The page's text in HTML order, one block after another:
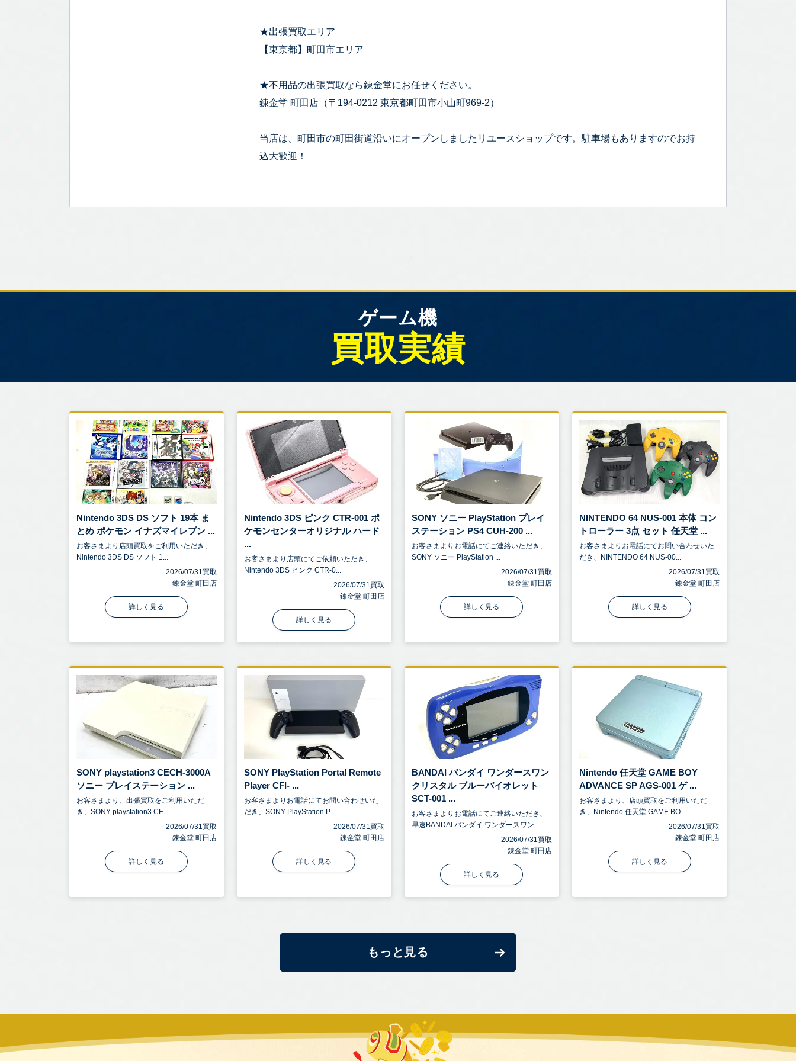
★出張買取エリア
【東京都】町田市エリア
★不用品の出張買取なら錬金堂にお任せください。
錬金堂 町田店（〒194-0212 東京都町田市小山町969-2）
当店は、町田市の町田街道沿いにオープンしましたリユースショップです。駐車場もありますのでお持
込大歓迎！
ゲーム機
買取実績
Nintendo 3DS DS ソフト 19本 ま
とめ ポケモン イナズマイレブン ...
お客さまより店頭買取をご利用いただき、
Nintendo 3DS DS ソフト 1...
2026/07/31買取
錬金堂 町田店
詳しく見る
Nintendo 3DS ピンク CTR-001 ポ
ケモンセンターオリジナル ハード
...
お客さまより店頭にてご依頼いただき、
Nintendo 3DS ピンク CTR-0...
2026/07/31買取
錬金堂 町田店
詳しく見る
SONY ソニー PlayStation プレイ
ステーション PS4 CUH-200 ...
お客さまよりお電話にてご連絡いただき、
SONY ソニー PlayStation ...
2026/07/31買取
錬金堂 町田店
詳しく見る
NINTENDO 64 NUS-001 本体 コン
トローラー 3点 セット 任天堂 ...
お客さまよりお電話にてお問い合わせいた
だき、NINTENDO 64 NUS-00...
2026/07/31買取
錬金堂 町田店
詳しく見る
SONY playstation3 CECH-3000A
ソニー プレイステーション ...
お客さまより、出張買取をご利用いただ
き、SONY playstation3 CE...
2026/07/31買取
錬金堂 町田店
詳しく見る
SONY PlayStation Portal Remote
Player CFI- ...
お客さまよりお電話にてお問い合わせいた
だき、SONY PlayStation P...
2026/07/31買取
錬金堂 町田店
詳しく見る
BANDAI バンダイ ワンダースワン
クリスタル ブルーバイオレット
SCT-001 ...
お客さまよりお電話にてご連絡いただき、
早速BANDAI バンダイ ワンダースワン...
2026/07/31買取
錬金堂 町田店
詳しく見る
Nintendo 任天堂 GAME BOY
ADVANCE SP AGS-001 ゲ ...
お客さまより、店頭買取をご利用いただ
き、Nintendo 任天堂 GAME BO...
2026/07/31買取
錬金堂 町田店
詳しく見る
もっと見る